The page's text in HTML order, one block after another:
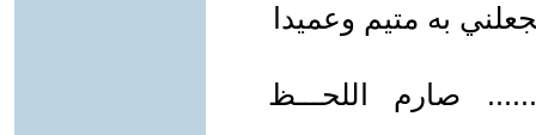
به متيم وعميدا
صارم اللحـــظ